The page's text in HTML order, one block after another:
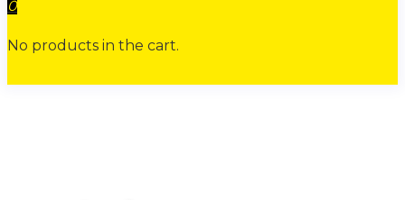
0
No products in the cart.